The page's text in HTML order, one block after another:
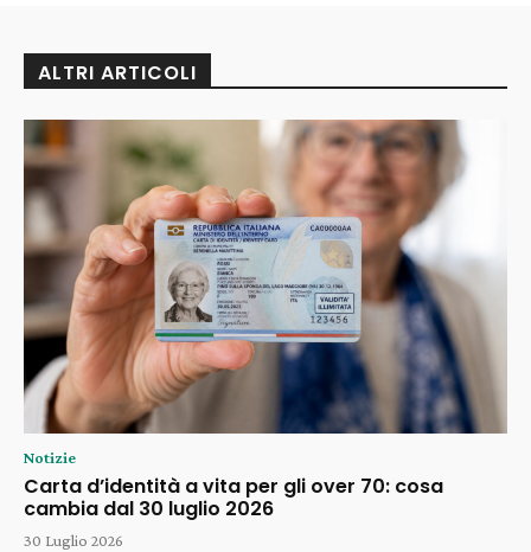
ALTRI ARTICOLI
Notizie
Carta d’identità a vita per gli over 70: cosa
cambia dal 30 luglio 2026
30 Luglio 2026